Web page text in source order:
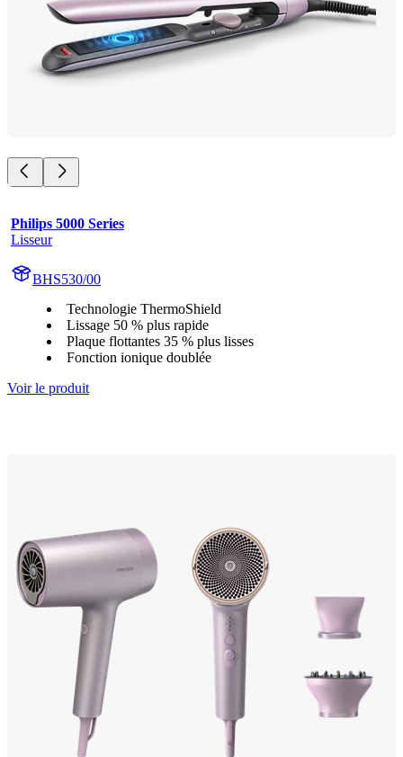
Philips 5000 Series
Lisseur
BHS530/00
Technologie ThermoShield
Lissage 50 % plus rapide
Plaque flottantes 35 % plus lisses
Fonction ionique doublée
Voir le produit